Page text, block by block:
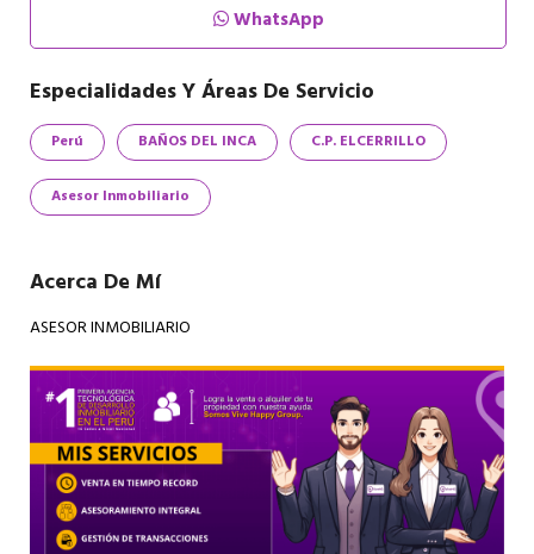
WhatsApp
Especialidades Y Áreas De Servicio
Perú BAÑOS DEL INCA C.P. ELCERRILLO
Asesor Inmobiliario
Acerca De Mí
ASESOR INMOBILIARIO